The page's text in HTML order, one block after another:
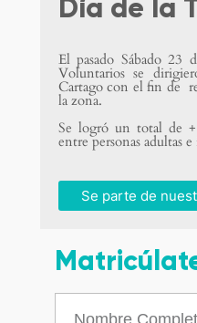
El pasado Sábado 23
Voluntarios se
Cartago con el fin de
la zona.
Se logró un total de +
entre personas adultas
Se parte de